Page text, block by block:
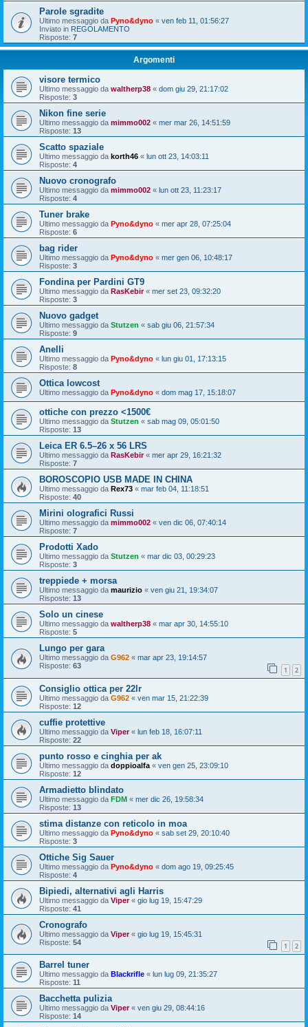
Parole sgradite
Ultimo messaggio da Pyno&dyno « ven feb 11, 01:56:27
Inviato in REGOLAMENTO
Risposte: 7
Argomenti
visore termico
Ultimo messaggio da waltherp38 « dom giu 29, 21:17:02
Risposte: 3
Nikon fine serie
Ultimo messaggio da mimmo002 « mer mar 26, 14:51:59
Risposte: 13
Scatto spaziale
Ultimo messaggio da korth46 « lun ott 23, 14:03:11
Risposte: 4
Nuovo cronografo
Ultimo messaggio da mimmo002 « lun ott 23, 11:23:17
Risposte: 4
Tuner brake
Ultimo messaggio da Pyno&dyno « mer apr 28, 07:25:04
Risposte: 6
bag rider
Ultimo messaggio da Pyno&dyno « mer gen 06, 10:48:17
Risposte: 3
Fondina per Pardini GT9
Ultimo messaggio da RasKebir« mer set 23, 09:32:20
Risposte: 3
Nuovo gadget
Ultimo messaggio da Stutzen « sab giu 06, 21:57:34
Risposte: 9
Anelli
Ultimo messaggio da Pyno&dyno « lun giu 01, 17:13:15
Risposte: 8
Ottica lowcost
Ultimo messaggio da Pyno&dyno « dom mag 17, 15:18:07
ottiche con prezzo <1500€
Ultimo messaggio da Stutzen « sab mag 09, 05:01:50
Risposte: 13
Leica ER 6.5–26 x 56 LRS
Ultimo messaggio da RasKebir« mer apr 29, 16:21:32
Risposte: 7
BOROSCOPIO USB MADE IN CHINA
Ultimo messaggio da Rex73 « mar feb 04, 11:18:51
Risposte: 40
Mirini olografici Russi
Ultimo messaggio da mimmo002 « ven dic 06, 07:40:14
Risposte: 7
Prodotti Xado
Ultimo messaggio da Stutzen « mar dic 03, 00:29:23
Risposte: 3
treppiede + morsa
Ultimo messaggio da maurizio « ven giu 21, 19:34:07
Risposte: 13
Solo un cinese
Ultimo messaggio da waltherp38 « mar apr 30, 14:55:10
Risposte: 5
Lungo per gara
Ultimo messaggio da G962 « mar apr 23, 19:14:57
Risposte: 63 1 2
Consiglio ottica per 22lr
Ultimo messaggio da G962 « ven mar 15, 21:22:39
Risposte: 12
cuffie protettive
Ultimo messaggio da Viper« lun feb 18, 16:07:11
Risposte: 22
punto rosso e cinghia per ak
Ultimo messaggio da doppioalfa « ven gen 25, 23:09:10
Risposte: 12
Armadietto blindato
Ultimo messaggio da FDM « mer dic 26, 19:58:34
Risposte: 13
stima distanze con reticolo in moa
Ultimo messaggio da Pyno&dyno « sab set 29, 20:10:40
Risposte: 3
Ottiche Sig Sauer
Ultimo messaggio da Pyno&dyno « dom ago 19, 09:25:45
Risposte: 4
Bipiedi, alternativi agli Harris
Ultimo messaggio da Viper« gio lug 19, 15:47:29
Risposte: 41
Cronografo
Ultimo messaggio da Viper« gio lug 19, 15:45:31
Risposte: 54 1 2
Barrel tuner
Ultimo messaggio da Blackrifle « lun lug 09, 21:35:27
Risposte: 11
Bacchetta pulizia
Ultimo messaggio da Viper« ven giu 29, 08:44:16
Risposte: 14